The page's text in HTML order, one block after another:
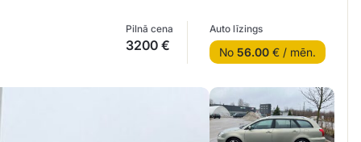
Pilnā cena
3200 €
Auto līzings
No 56.00 € / mēn.